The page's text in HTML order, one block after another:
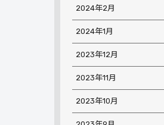
2024年2月
2024年1月
2023年12月
2023年11月
2023年10月